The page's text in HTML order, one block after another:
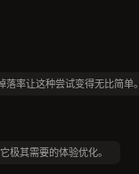
率让这种尝试变得无比简单。
极其需要的体验优化。